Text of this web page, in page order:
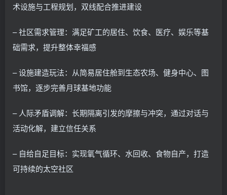
术设施与工程规划，双线配合推进建设
– 社区需求管理：满足矿工的居住、饮食、医疗、娱乐等基
础需求，提升整体幸福感
– 设施建造玩法：从简易居住舱到生态农场、健身中心、图
书馆，逐步完善月球基地功能
– 人际矛盾调解：长期隔离引发的摩擦与冲突，通过对话与
活动化解，建立信任关系
– 自给自足目标：实现氧气循环、水回收、食物自产，打造
可持续的太空社区